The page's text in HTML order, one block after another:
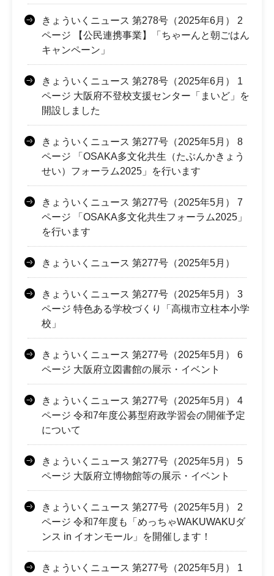
きょういくニュース 第278号（2025年6月） 2
ページ 【公民連携事業】「ちゃーんと朝ごはん
キャンペーン」
きょういくニュース 第278号（2025年6月） 1
ページ 大阪府不登校支援センター「まいど」を
開設しました
きょういくニュース 第277号（2025年5月） 8
ページ 「OSAKA多文化共生（たぶんかきょう
せい）フォーラム2025」を行います
きょういくニュース 第277号（2025年5月） 7
ページ 「OSAKA多文化共生フォーラム2025」
を行います
きょういくニュース 第277号（2025年5月）
きょういくニュース 第277号（2025年5月） 3
ページ 特色ある学校づくり「高槻市立柱本小学
校」
きょういくニュース 第277号（2025年5月） 6
ページ 大阪府立図書館の展示・イベント
きょういくニュース 第277号（2025年5月） 4
ページ 令和7年度公募型府政学習会の開催予定
について
きょういくニュース 第277号（2025年5月） 5
ページ 大阪府立博物館等の展示・イベント
きょういくニュース 第277号（2025年5月） 2
ページ 令和7年度も「めっちゃWAKUWAKUダ
ンス in イオンモール」を開催します！
きょういくニュース 第277号（2025年5月） 1